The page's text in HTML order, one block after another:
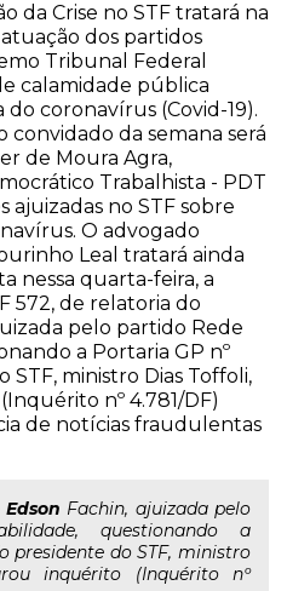
da Crise no STF tratará na
dos partidos
Tribunal Federal
calamidade pública
coronavírus (Covid-19).
convidado da semana será
de Moura Agra,
Trabalhista - PDT
ajuizadas no STF sobre
O advogado
Leal tratará ainda
nessa quarta-feira, a
572, de relatoria do
pelo partido Rede
a Portaria GP nº
STF, ministro Dias Toffoli,
nº 4.781/DF)
de notícias fraudulentas
Edson Fachin, ajuizada pelo
questionando a
presidente do STF, ministro
inquérito (Inquérito nº